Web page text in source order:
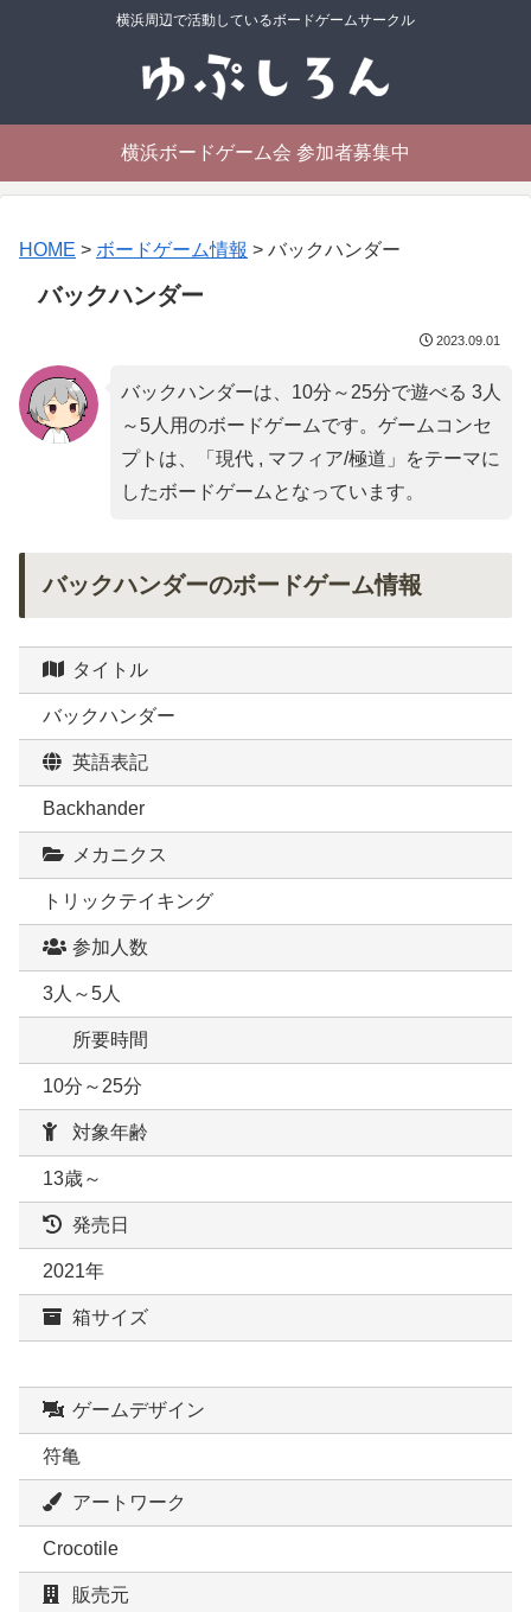
横浜周辺で活動しているボードゲームサークル
横浜ボードゲーム会 参加者募集中
HOME > ボードゲーム情報 > バックハンダー
バックハンダー
2023.09.01
バックハンダーは、10分～25分で遊べる 3人
～5人用のボードゲームです。ゲームコンセ
プトは、「 現代 , マフィア/極道 」をテーマに
したボードゲームとなっています。
バックハンダーのボードゲーム情報
タイトル
バックハンダー
英語表記
Backhander
メカニクス
トリックテイキング
参加人数
3人～5人
所要時間
10分～25分
対象年齢
13歳～
発売日
2021年
箱サイズ
ゲームデザイン
符亀
アートワーク
Crocotile
販売元